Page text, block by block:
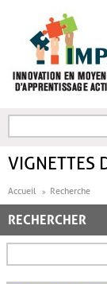
FORMULAIRE DE
VIGNETTES
Accueil Recherche
RECHERCHER